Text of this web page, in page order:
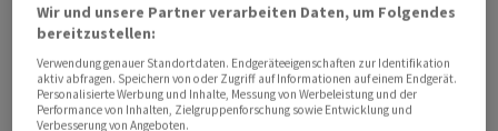
SMI auf Allzeithoch
Der Leitindex SMI gewinnt gegen 9.20 Uhr 0,33 Prozent
14'268,98 Punkte. Damit wurde das Rekordhoch vom
Wir und unsere Partner verarbeiten Daten, um Folgendes
bereitzustellen:
Verwendung genauer Standortdaten. Endgeräteeigenschaften zur Identifikation
aktiv abfragen. Speichern von oder Zugriff auf Informationen auf einem Endgerät.
Personalisierte Werbung und Inhalte, Messung von Werbeleistung und der
Performance von Inhalten, Zielgruppenforschung sowie Entwicklung und
Verbesserung von Angeboten.